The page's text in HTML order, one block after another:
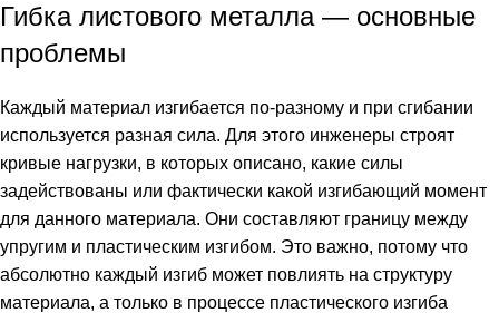
Гибка листового металла — основные
проблемы
Каждый материал изгибается по-разному и при сгибании
используется разная сила. Для этого инженеры строят
кривые нагрузки, в которых описано, какие силы
задействованы или фактически какой изгибающий момент
для данного материала. Они составляют границу между
упругим и пластическим изгибом. Это важно, потому что
абсолютно каждый изгиб может повлиять на структуру
материала, а только в процессе пластического изгиба